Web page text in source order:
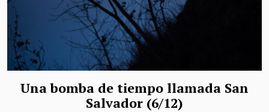
Una bomba de tiempo llamada San
Salvador (6/12)